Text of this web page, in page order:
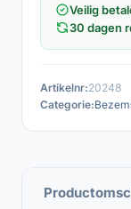
Veilig
30 dagen
Artikelnr:20248
Categorie: